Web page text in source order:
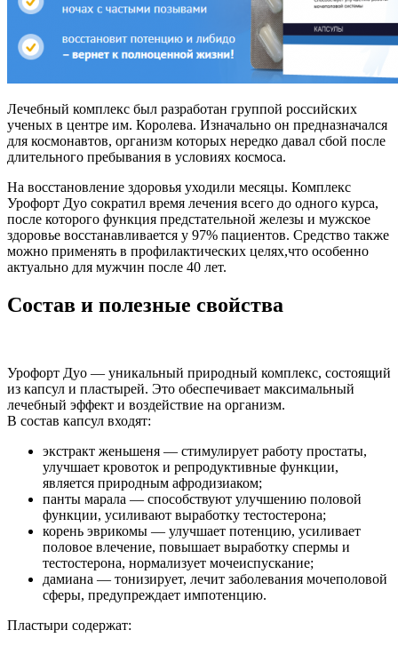
Лечебный комплекс был разработан группой российских
ученых в центре им. Королева. Изначально он предназначался
для космонавтов, организм которых нередко давал сбой после
длительного пребывания в условиях космоса.
На восстановление здоровья уходили месяцы. Комплекс
Урофорт Дуо сократил время лечения всего до одного курса,
после которого функция предстательной железы и мужское
здоровье восстанавливается у 97% пациентов. Средство также
можно применять в профилактических целях,что особенно
актуально для мужчин после 40 лет.
Состав и полезные свойства
Урофорт Дуо — уникальный природный комплекс, состоящий
из капсул и пластырей. Это обеспечивает максимальный
лечебный эффект и воздействие на организм.
В состав капсул входят:
экстракт женьшеня — стимулирует работу простаты,
улучшает кровоток и репродуктивные функции,
является природным афродизиаком;
панты марала — способствуют улучшению половой
функции, усиливают выработку тестостерона;
корень эврикомы — улучшает потенцию, усиливает
половое влечение, повышает выработку спермы и
тестостерона, нормализует мочеиспускание;
дамиана — тонизирует, лечит заболевания мочеполовой
сферы, предупреждает импотенцию.
Пластыри содержат: